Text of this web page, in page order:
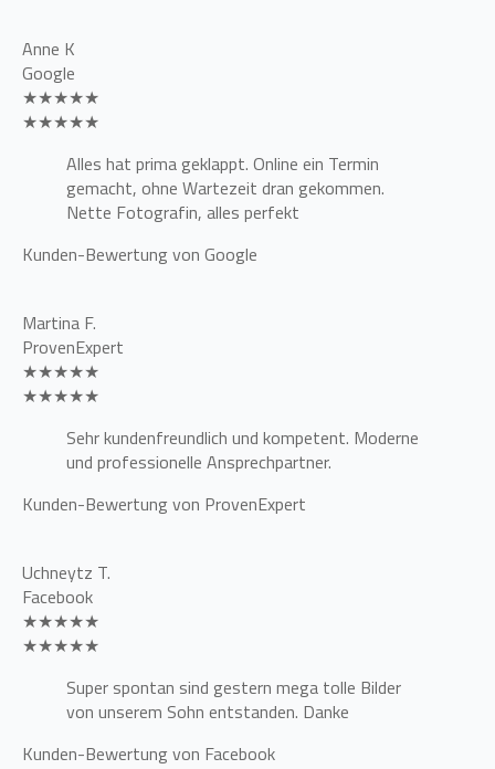
Anne K
Google
★★★★★
★★★★★
Alles hat prima geklappt. Online ein Termin
gemacht, ohne Wartezeit dran gekommen.
Nette Fotografin, alles perfekt
Kunden-Bewertung von Google
Martina F.
ProvenExpert
★★★★★
★★★★★
Sehr kundenfreundlich und kompetent. Moderne
und professionelle Ansprechpartner.
Kunden-Bewertung von ProvenExpert
Uchneytz T.
Facebook
★★★★★
★★★★★
Super spontan sind gestern mega tolle Bilder
von unserem Sohn entstanden. Danke
Kunden-Bewertung von Facebook